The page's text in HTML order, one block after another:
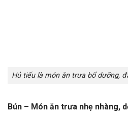
Hủ tiếu là món ăn trưa bổ dưỡng,
Bún – Món ăn trưa nhẹ nhàng,